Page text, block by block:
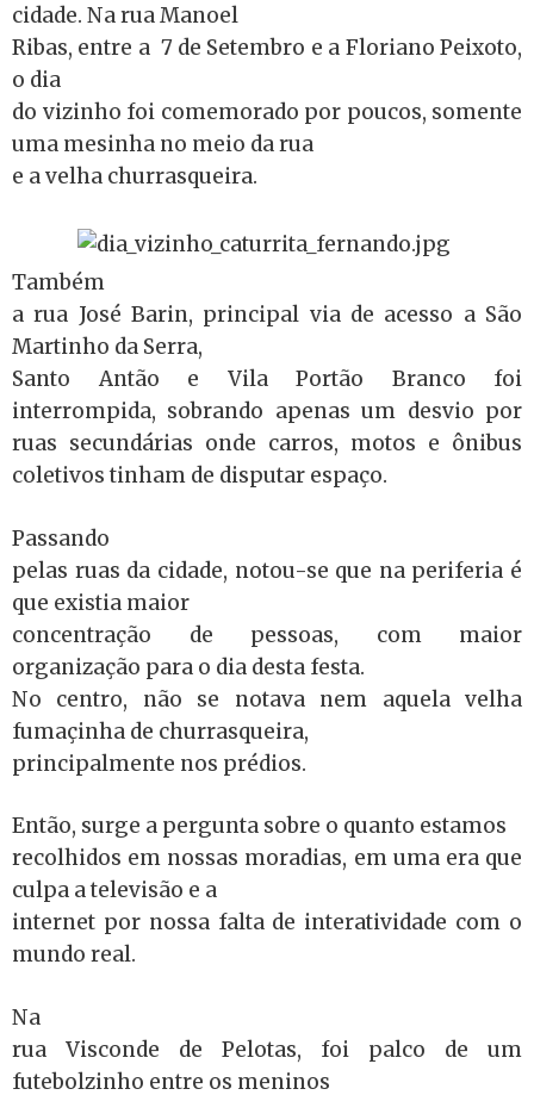
cidade. Na rua Manoel
Ribas, entre a 7 de Setembro e a Floriano Peixoto,
o dia
do vizinho foi comemorado por poucos, somente
uma mesinha no meio da rua
e a velha churrasqueira.
Também
a rua José Barin, principal via de acesso a São
Martinho da Serra,
Santo Antão e Vila Portão Branco foi
interrompida, sobrando apenas um desvio por
ruas secundárias onde carros, motos e ônibus
coletivos tinham de disputar espaço.
Passando
pelas ruas da cidade, notou-se que na periferia é
que existia maior
concentração de pessoas, com maior
organização para o dia desta festa.
No centro, não se notava nem aquela velha
fumaçinha de churrasqueira,
principalmente nos prédios.
Então, surge a pergunta sobre o quanto estamos
recolhidos em nossas moradias, em uma era que
culpa a televisão e a
internet por nossa falta de interatividade com o
mundo real.
Na
rua Visconde de Pelotas, foi palco de um
futebolzinho entre os meninos